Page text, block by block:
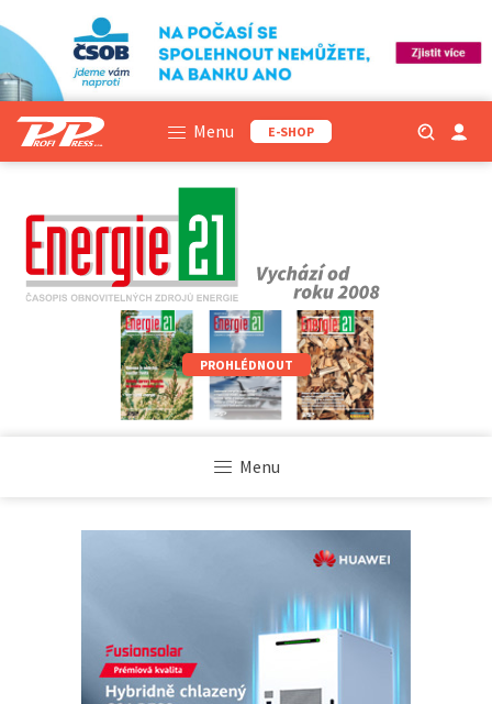
Menu E-SHOP
PROHLÉDNOUT
Menu